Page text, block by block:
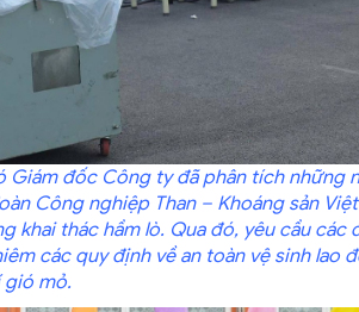
đốc Công ty đã phân tích những
Công nghiệp Than – Khoáng sản
khai thác hầm lò. Qua đó, yêu cầu các
các quy định về an toàn vệ sinh lao
gió mỏ.